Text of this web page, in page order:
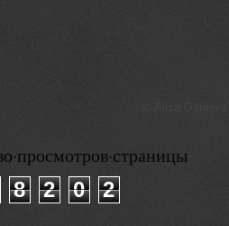
8 2 0 2